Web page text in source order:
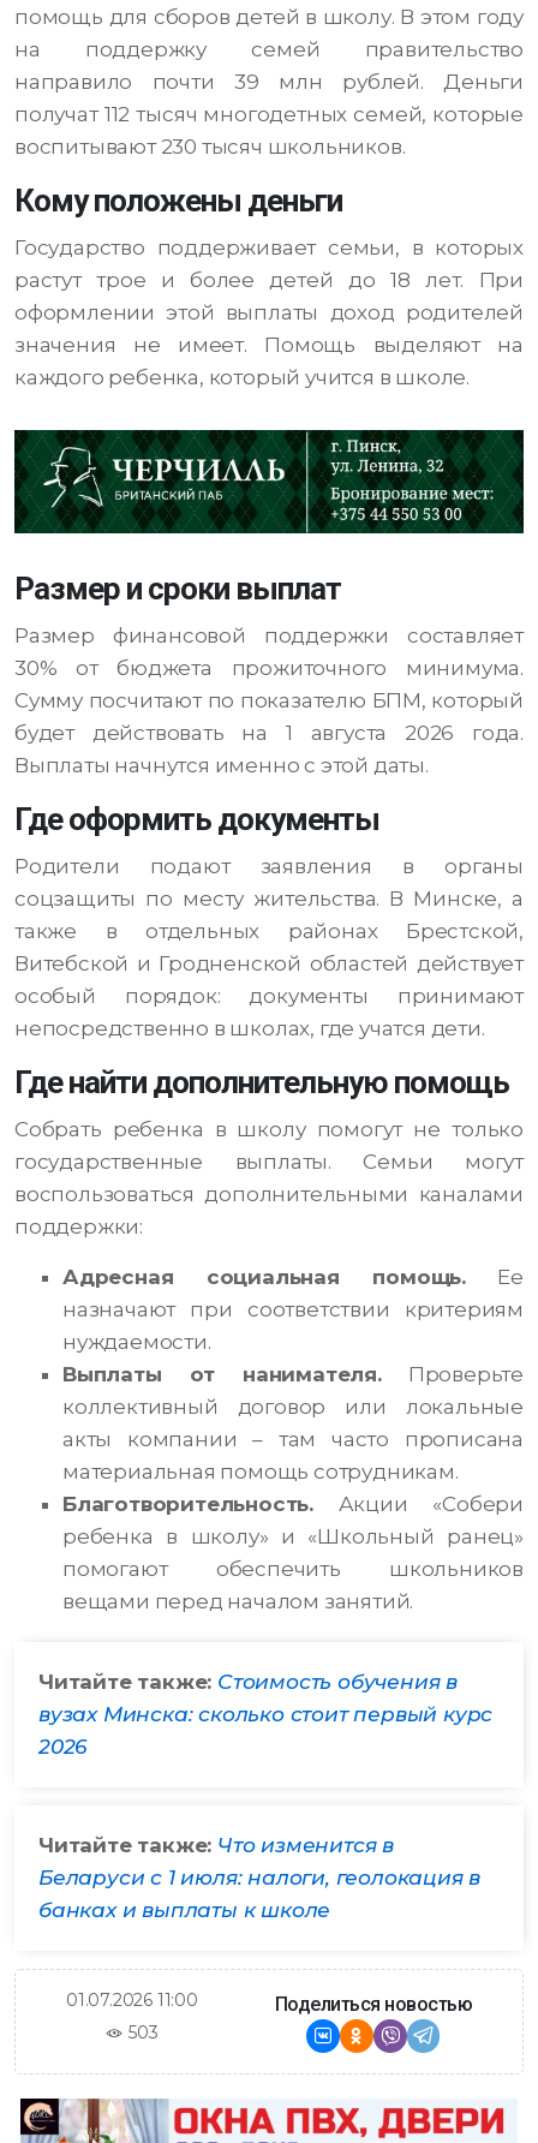
помощь для сборов детей в школу. В этом году
на поддержку семей правительство
направило почти 39 млн рублей. Деньги
получат 112 тысяч многодетных семей, которые
воспитывают 230 тысяч школьников.
Кому положены деньги
Государство поддерживает семьи, в которых
растут трое и более детей до 18 лет. При
оформлении этой выплаты доход родителей
значения не имеет. Помощь выделяют на
каждого ребенка, который учится в школе.
Размер и сроки выплат
Размер финансовой поддержки составляет
30% от бюджета прожиточного минимума.
Сумму посчитают по показателю БПМ, который
будет действовать на 1 августа 2026 года.
Выплаты начнутся именно с этой даты.
Где оформить документы
Родители подают заявления в органы
соцзащиты по месту жительства. В Минске, а
также в отдельных районах Брестской,
Витебской и Гродненской областей действует
особый порядок: документы принимают
непосредственно в школах, где учатся дети.
Где найти дополнительную помощь
Собрать ребенка в школу помогут не только
государственные выплаты. Семьи могут
воспользоваться дополнительными каналами
поддержки:
Адресная социальная помощь.Ее
назначают при соответствии критериям
нуждаемости.
Выплаты от нанимателя.Проверьте
коллективный договор или локальные
акты компании – там часто прописана
материальная помощь сотрудникам.
Благотворительность. Акции «Собери
ребенка в школу» и «Школьный ранец»
помогают обеспечить школьников
вещами перед началом занятий.
Читайте также: Стоимость обучения в
вузах Минска: сколько стоит первый курс
2026
Читайте также: Что изменится в
Беларуси с 1 июля: налоги, геолокация в
банках и выплаты к школе
01.07.2026 11:00
503
Поделиться новостью